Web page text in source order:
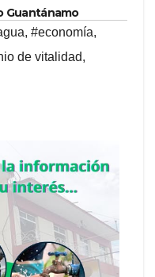
Guantánamo
, #economía,
de vitalidad,